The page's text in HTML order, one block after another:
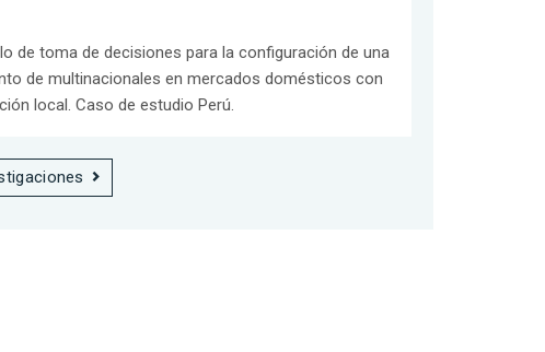
de toma de decisiones para la configuración de una
de multinacionales en mercados domésticos con
local. Caso de estudio Perú.